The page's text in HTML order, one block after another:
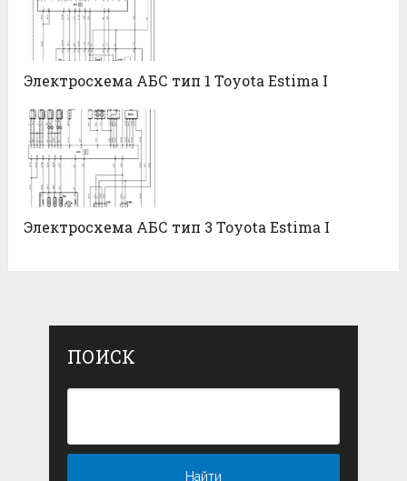
Электросхема АБС тип 1 Toyota Estima I
Электросхема АБС тип 3 Toyota Estima I
ПОИСК